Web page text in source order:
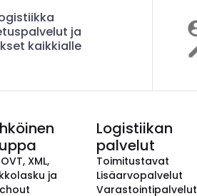
ja
kaikkialle
XML,
ja
Logistiikan
palvelut
Toimitustavat
Lisäarvopalvelut
Varastointipalvelut